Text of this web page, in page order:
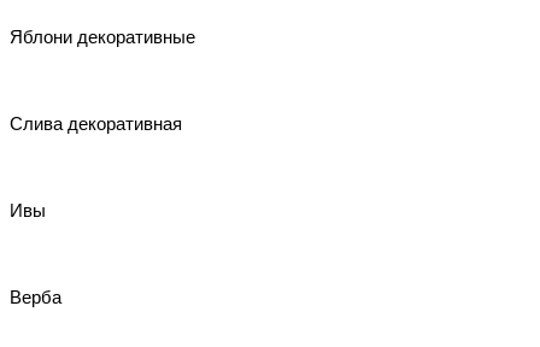
Яблони декоративные
Слива декоративная
Ивы
Верба